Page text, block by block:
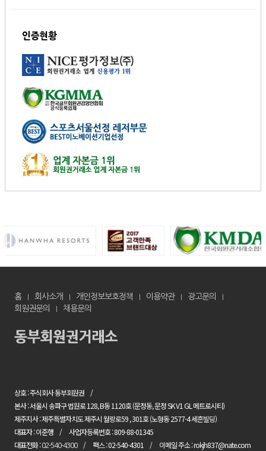
인증현황
홈 회사소개 개인정보보호정책 이용약관
광고문의
회원권문의
채용문의
상호 : 주식회사 동부회원권
본사 : 서울시 송파구 법원로 128, B동 1120호 (문정동, 문정 SK V1 GL 메트로시티)
제주지사 : 제주특별자치도 제주시 월랑로59 , 301호 (노형동 2577-4 세흔빌딩)
대표자 : 이준행
사업자등록번호 : 809-88-01345
대표전화 :02-540-4300 팩스 : 02-540-4301 이메일 주소 : rokjh837@nate.com